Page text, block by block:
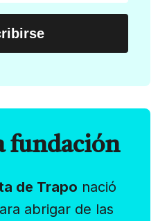
fundación
de Trapo nació
abrigar de las